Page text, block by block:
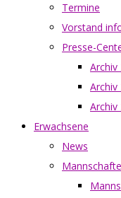
Termine
Vorstand
Presse-
Archiv
Archiv
Archiv
Erwachsene
News